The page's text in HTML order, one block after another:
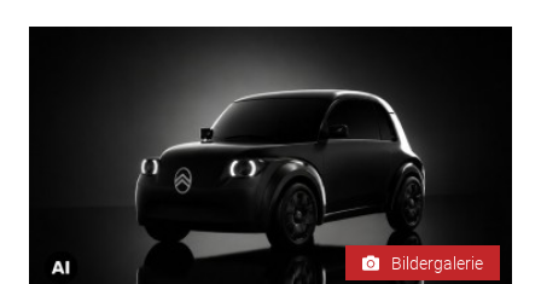
Bildergalerie